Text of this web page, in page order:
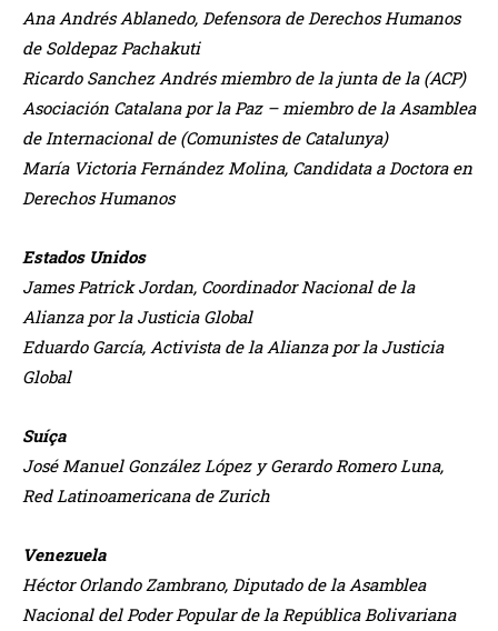
Ana Andrés Ablanedo, Defensora de Derechos Humanos
de Soldepaz Pachakuti
Ricardo Sanchez Andrés miembro de la junta de la (ACP)
Asociación Catalana por la Paz – miembro de la Asamblea
de Internacional de (Comunistes de Catalunya)
María Victoria Fernández Molina, Candidata a Doctora en
Derechos Humanos
Estados Unidos
James Patrick Jordan, Coordinador Nacional de la
Alianza por la Justicia Global
Eduardo García, Activista de la Alianza por la Justicia
Global
Suíça
José Manuel González López y Gerardo Romero Luna,
Red Latinoamericana de Zurich
Venezuela
Héctor Orlando Zambrano, Diputado de la Asamblea
Nacional del Poder Popular de la República Bolivariana